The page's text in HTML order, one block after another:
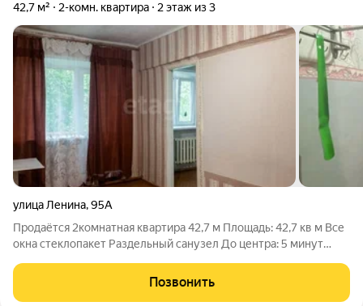
42,7 м² 2-комн. квартира 2 этаж из 3
улица Ленина,95А
Продаётся 2комнатная квартира 42,7 м Площадь: 42,7 кв м Все
окна стеклопакет Раздельный санузел До центра: 5 минут
детский сад , аптеки , школа , колледж и др. Удобное
расположение для
Позвонить